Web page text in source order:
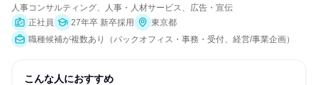
人事コンサルティング、人事・人材サービス、広告・宣伝
正社員
27年卒 新卒採用
東京都
職種候補が複数あり（バックオフィス・事務・受付、経営/事業企画）
こんな人におすすめ